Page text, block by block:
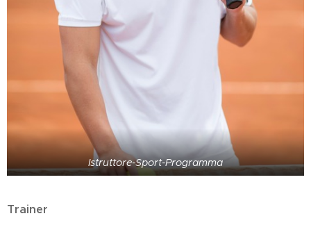
Istruttore-Sport-Programma
Trainer